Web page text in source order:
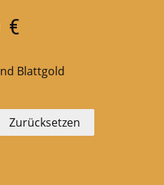
€
58,00 €
Blattgold
Zurücksetzen